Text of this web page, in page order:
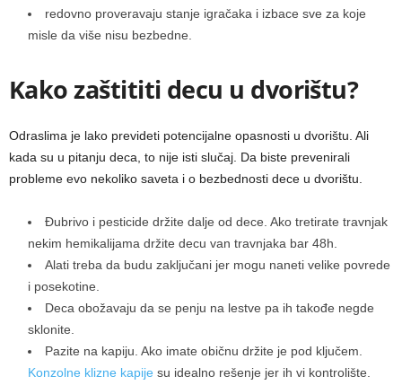
redovno proveravaju stanje igračaka i izbace sve za koje
misle da više nisu bezbedne.
Kako zaštititi decu u dvorištu?
Odraslima je lako prevideti potencijalne opasnosti u dvorištu. Ali
kada su u pitanju deca, to nije isti slučaj. Da biste prevenirali
probleme evo nekoliko saveta i o bezbednosti dece u dvorištu.
Đubrivo i pesticide držite dalje od dece. Ako tretirate travnjak
nekim hemikalijama držite decu van travnjaka bar 48h.
Alati treba da budu zaključani jer mogu naneti velike povrede
i posekotine.
Deca obožavaju da se penju na lestve pa ih takođe negde
sklonite.
Pazite na kapiju. Ako imate običnu držite je pod ključem.
Konzolne klizne kapije su idealno rešenje jer ih vi kontrolište.